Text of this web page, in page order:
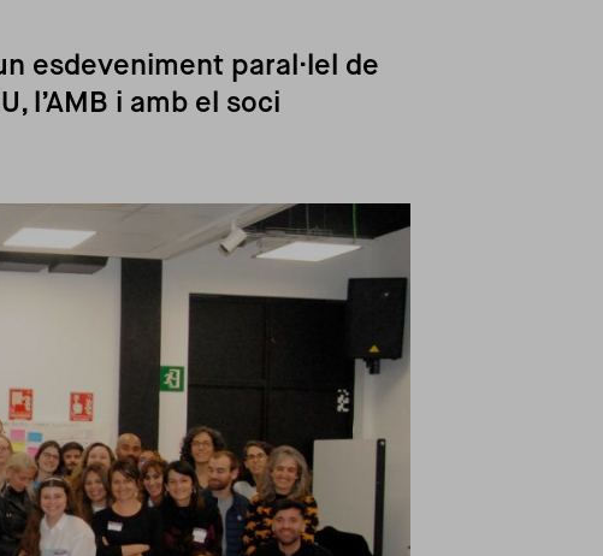
esdeveniment paral·lel de
l’AMB i amb el soci